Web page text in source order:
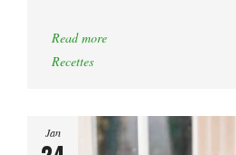
Read more
Recettes
Jan